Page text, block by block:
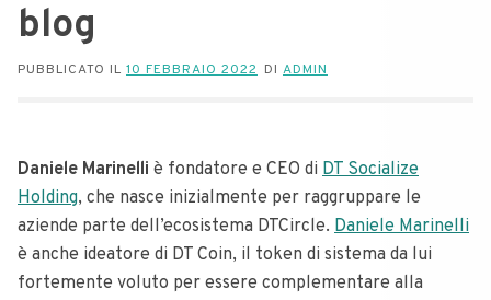
blog
PUBBLICATO IL 10 FEBBRAIO 2022 DI ADMIN
Daniele Marinelli è fondatore e CEO di DT Socialize
Holding, che nasce inizialmente per raggruppare le
aziende parte dell’ecosistema DTCircle. Daniele Marinelli
è anche ideatore di DT Coin, il token di sistema da lui
fortemente voluto per essere complementare alla